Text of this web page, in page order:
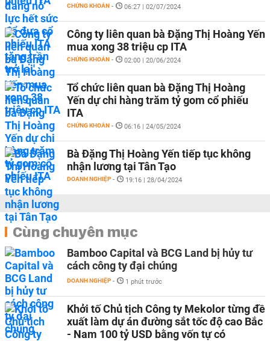
CHỨNG KHOÁN - 06:27 | 02/07/2024
Công ty liên quan bà Đặng Thị Hoàng Yến
mua xong 38 triệu cp ITA
CHỨNG KHOÁN - 02:00 | 20/06/2024
Tổ chức liên quan bà Đặng Thị Hoàng
Yến dự chi hàng trăm tỷ gom cổ phiếu
ITA
CHỨNG KHOÁN - 06:16 | 24/05/2024
Bà Đặng Thị Hoàng Yến tiếp tục không
nhận lương tại Tân Tạo
DOANH NGHIỆP - 19:16 | 28/04/2024
Cùng chuyên mục
Bamboo Capital và BCG Land bị hủy tư
cách công ty đại chúng
DOANH NGHIỆP - 1 phút trước
Khởi tố Chủ tịch Công ty Mekolor từng đề
xuất làm dự án đường sắt tốc độ cao Bắc
- Nam 100 tỷ USD bằng vốn tự có